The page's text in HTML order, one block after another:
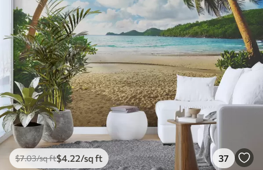
$7.03/sq ft$4 .22/sq ft 37